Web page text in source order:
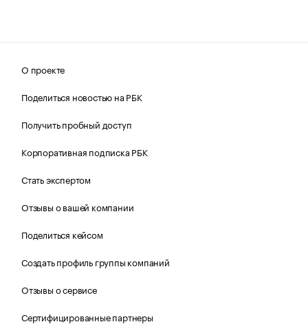
О проекте
Поделиться новостью на РБК
Получить пробный доступ
Корпоративная подписка РБК
Стать экспертом
Отзывы о вашей компании
Поделиться кейсом
Создать профиль группы компаний
Отзывы о сервисе
Сертифицированные партнеры